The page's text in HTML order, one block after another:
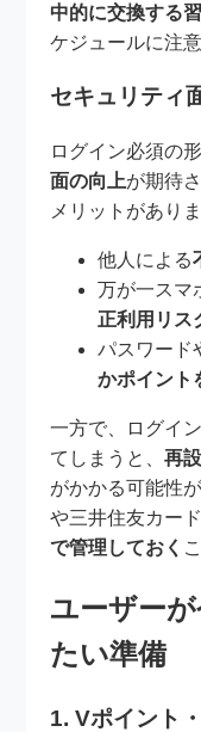
中的に交換する
ケジュールに注
セキュリティ
ログイン必須の
面の向上が期待
メリットがありま
他人による
万が一スマ
正利用リス
パスワード
かポイント
一方で、ログイ
てしまうと、再
がかかる可能性
や三井住友カー
で管理しておく
ユーザー
たい準備
1. Vポイント